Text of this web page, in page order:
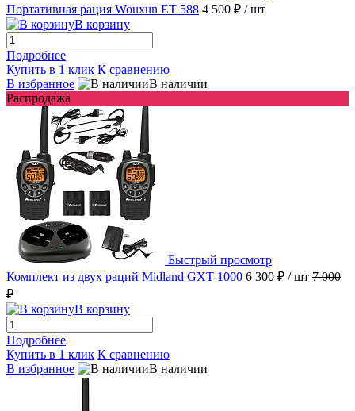
Портативная рация Wouxun ET 588 4 500 ₽ / шт
В корзину
Подробнее
Купить в 1 клик К сравнению
В избранное
В наличии
Распродажа
Быстрый просмотр
Комплект из двух раций Midland GXT-1000 6 300 ₽ / шт 7 000
₽
В корзину
Подробнее
Купить в 1 клик К сравнению
В избранное
В наличии